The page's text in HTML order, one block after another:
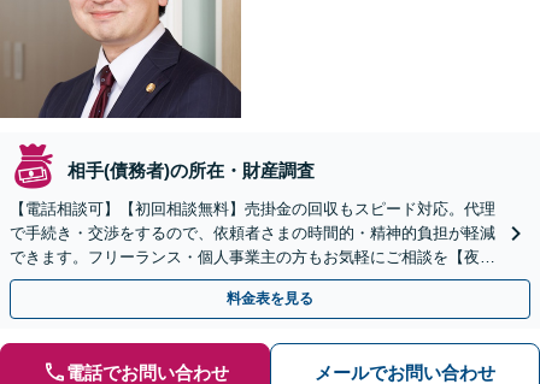
相手(債務者)の所在・財産調査
【電話相談可】【初回相談無料】売掛金の回収もスピード対応。代理
で手続き・交渉をするので、依頼者さまの時間的・精神的負担が軽減
できます。フリーランス・個人事業主の方もお気軽にご相談を【夜
間・休日面談可】【赤坂見附駅／永田町駅2分】
料金表を見る
電話でお問い合わせ メールでお問い合わせ